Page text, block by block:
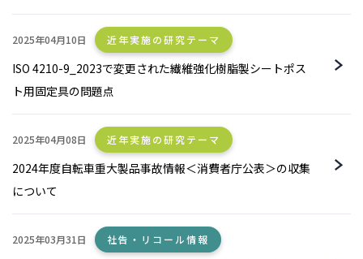
2025年04月10日 近年実施の研究テーマ
ISO 4210-9_2023で変更された繊維強化樹脂製シートポス
ト用固定具の問題点
2025年04月08日 近年実施の研究テーマ
2024年度自転車重大製品事故情報＜消費者庁公表＞の収集
について
2025年03月31日 社告・リコール情報